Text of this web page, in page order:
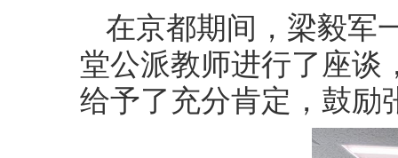
在京都期间，梁毅军
堂公派教师进行了座谈
给予了充分肯定，鼓励